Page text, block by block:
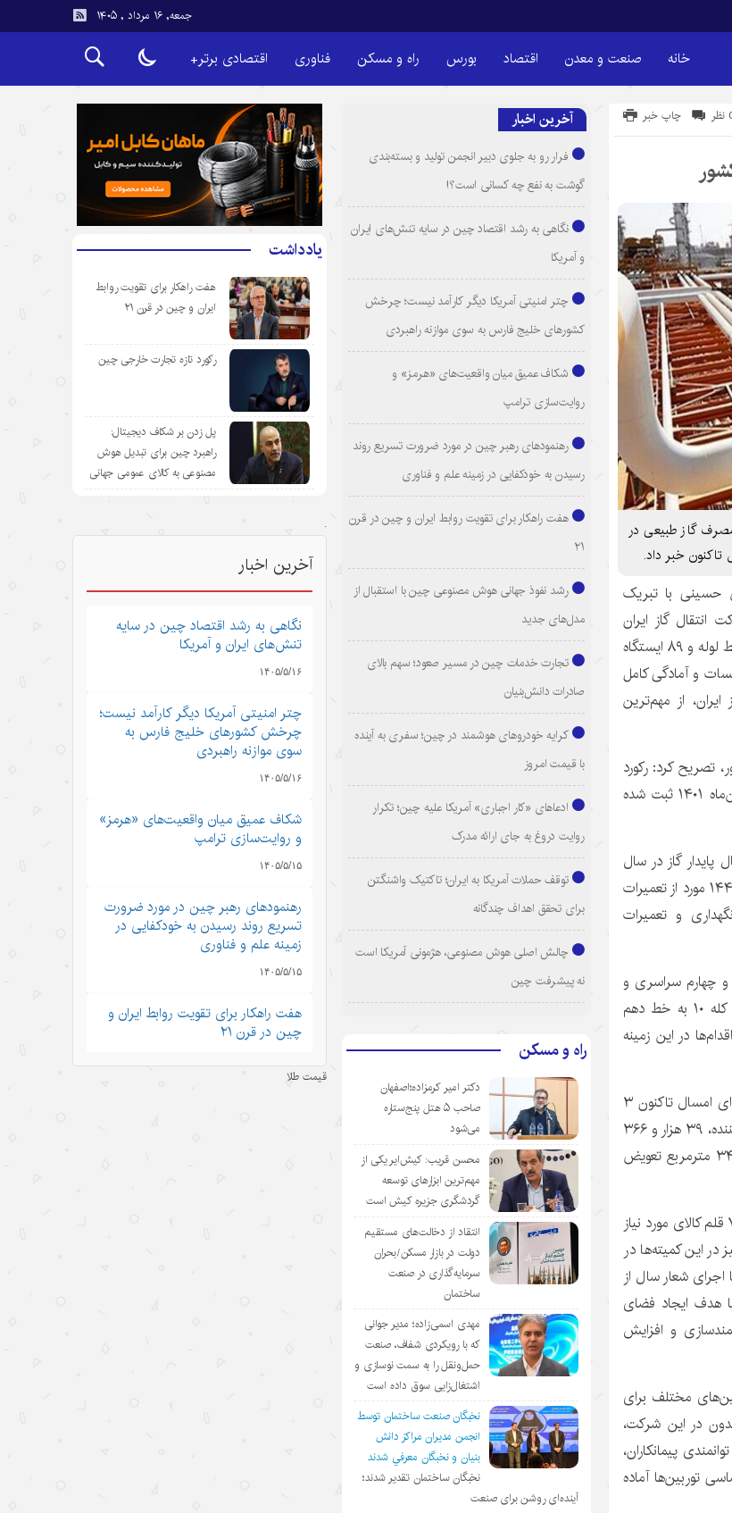
جمعه, ۱۶ مرداد , ۱۴۰۵
خانه صنعت و معدن اقتصاد بورس راه و مسکن فناوری اقتصادی برتر+
چاپ خبر
گاز طبیعی در
حسینی با تبریک
گاز ایران
مسئولیت حفظ، نگهداری، تعمیرات و راهبری ۳۸ هزار و ۵۸۰ کیلومتر خط لوله و ۸۹ ایستگاه
و آمادگی کامل
از مهم‌ترین
کشور، تصریح کرد: رکورد
بیشترین انتقال روزانه گاز با ۸۵۵ میلیون مترمکعب گاز در روز ۸ بهمن‌ماه ۱۴۰۱ ثبت شده
پایدار گاز در سال
۱۴۰۱، تصریح کرد: در تأسیسات تقویت فشار گاز تا پایان آذرماه بیش از ۱۴۴ مورد از تعمیرات
و تعمیرات
چهارم سراسری و
و پل کله ۱۰ به خط دهم
در این زمینه
وی به تلاش شبانه‌روزی کارکنان این مجموعه، اشاره و اظهار کرد: از ابتدای امسال تاکنون ۳
تمیزکننده، ۳۹ هزار و ۳۶۶
کیلومتر نشت‌یابی، یک هزار و ۹۱۱ متر تعویض خط لوله، ۳۷ هزار و ۳۴۸ مترمربع تعویض
مدیرعامل شرکت انتقال گاز ایران با بیان اینکه داخلی‌سازی بیش از ۷۵۰ قلم کالای مورد نیاز
و ساخت ۴۴۰ قطعه و تجهیز در این کمیته‌ها در
اجرای شعار سال از
هدف ایجاد فضای
و افزایش
مختلف برای
در این شرکت،
پیمانکاران،
توربین‌ها آماده
آخرین اخبار
فرار رو به جلوی دبیر انجمن تولید و بسته‌بندی
گوشت به نفع چه کسانی است؟!
نگاهی به رشد اقتصاد چین در سایه تنش‌های ایران
و آمریکا
چتر امنیتی آمریکا دیگر کارآمد نیست؛ چرخش
کشورهای خلیج فارس به سوی موازنه راهبردی
شکاف عمیق میان واقعیت‌های «هرمز» و
روایت‌سازی ترامپ
رهنمودهای رهبر چین در مورد ضرورت تسریع روند
رسیدن به خودکفایی در زمینه علم و فناوری
هفت راهکار برای تقویت روابط ایران و چین در قرن
۲۱
رشد نفوذ جهانی هوش مصنوعی چین با استقبال از
مدل‌های جدید
تجارت خدمات چین در مسیر صعود؛ سهم بالای
صادرات دانش‌بنیان
کرایه خودروهای هوشمند در چین؛ سفری به آینده
با قیمت امروز
ادعاهای «کار اجباری» آمریکا علیه چین؛ تکرار
روایت دروغ به جای ارائه مدرک
توقف حملات آمریکا به ایران؛ تاکتیک واشنگتن
برای تحقق اهداف چندگانه
چالش اصلی هوش مصنوعی، هژمونی آمریکا است
نه پیشرفت چین
راه و مسکن
دکتر امیر کرمزاده؛اصفهان
صاحب ۵ هتل پنج‌ستاره
می‌شود
محسن قریب: کیش‌ایر یکی از
مهم‌ترین ابزارهای توسعه
گردشگری جزیره کیش است
انتقاد از دخالت‌های مستقیم
دولت در بازار مسکن/بحران
سرمایه‌گذاری در صنعت
ساختمان
مهدی اسمی‌زاده؛ مدیر جوانی
که با رویکردی شفاف، صنعت
حمل‌ونقل را به سمت نوسازی و
اشتغال‌زایی سوق داده است
نخبگان صنعت ساختمان توسط
انجمن مديران مراكز دانش
بنيان و نخبگان معرفي شدند
نخبگان ساختمان تقدیر شدند؛
آینده‌ای روشن برای صنعت
یادداشت
هفت راهکار برای تقویت روابط
ایران و چین در قرن ۲۱
رکورد تازه تجارت خارجی چین
پل زدن بر شکاف دیجیتال:
راهبرد چین برای تبدیل هوش
مصنوعی به کالای عمومی جهانی
.
آخرین اخبار
نگاهی به رشد اقتصاد چین در سایه
تنش‌های ایران و آمریکا
۱۴۰۵/۵/۱۶
چتر امنیتی آمریکا دیگر کارآمد نیست؛
چرخش کشورهای خلیج فارس به
سوی موازنه راهبردی
۱۴۰۵/۵/۱۶
شکاف عمیق میان واقعیت‌های «هرمز»
و روایت‌سازی ترامپ
۱۴۰۵/۵/۱۵
رهنمودهای رهبر چین در مورد ضرورت
تسریع روند رسیدن به خودکفایی در
زمینه علم و فناوری
۱۴۰۵/۵/۱۵
هفت راهکار برای تقویت روابط ایران و
چین در قرن ۲۱
قیمت طلا